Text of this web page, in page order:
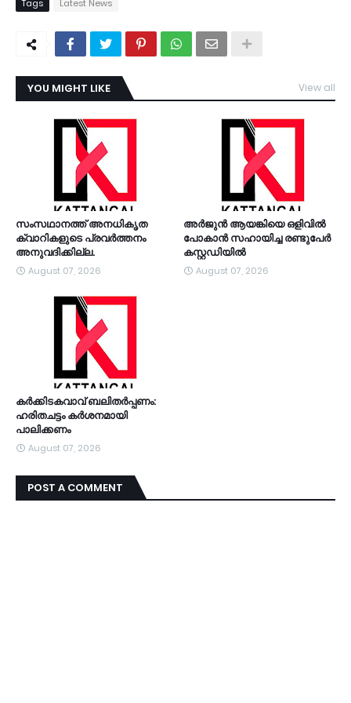
Tags Latest News
YOU MIGHT LIKE View all
സംസഥാനത്ത് അനധികൃത
ക്വാറികളുടെ പ്രവര്‍ത്തനം
അനുവദിക്കില്ല.
August 07, 2026
അര്‍ജുന്‍ ആയങ്കിയെ ഒളിവില്‍
പോകാന്‍ സഹായിച്ച രണ്ടുപേര്‍
കസ്റ്റഡിയിൽ
August 07, 2026
കര്‍ക്കിടകവാവ് ബലിതര്‍പ്പണം:
ഹരിതചട്ടം കര്‍ശനമായി
പാലിക്കണം
August 07, 2026
POST A COMMENT